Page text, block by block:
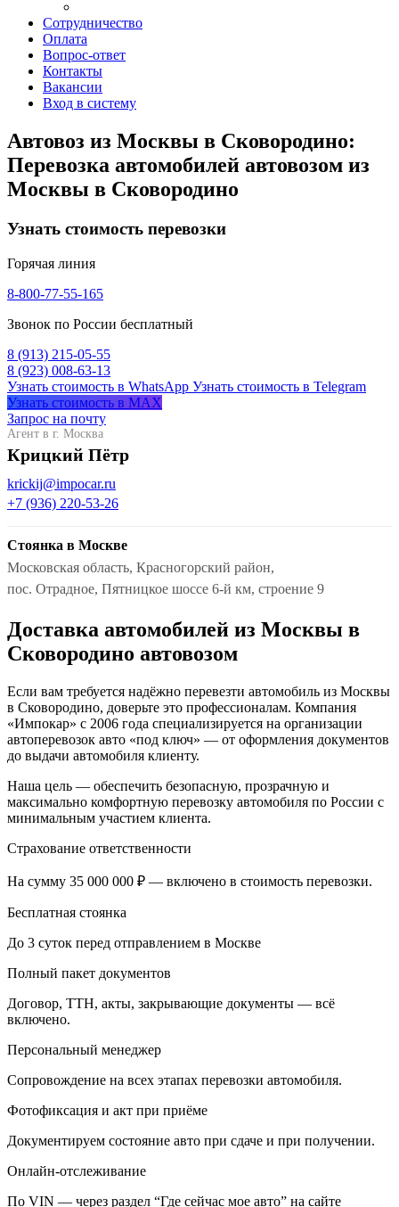
Сотрудничество
Оплата
Вопрос-ответ
Контакты
Вакансии
Вход в систему
Автовоз из Москвы в Сковородино:
Перевозка автомобилей автовозом из
Москвы в Сковородино
Узнать стоимость перевозки
Горячая линия
8-800-77-55-165
Звонок по России бесплатный
8 (913) 215-05-55
8 (923) 008-63-13
Узнать стоимость в WhatsApp Узнать стоимость в Telegram
Узнать стоимость в MAX
Запрос на почту
Агент в г. Москва
Крицкий Пётр
krickij@impocar.ru
+7 (936) 220-53-26
Стоянка в Москве
Московская область, Красногорский район,
пос. Отрадное, Пятницкое шоссе 6-й км, строение 9
Доставка автомобилей из Москвы в
Сковородино автовозом
Если вам требуется надёжно перевезти автомобиль из Москвы
в Сковородино, доверьте это профессионалам. Компания
«Импокар» с 2006 года специализируется на организации
автоперевозок авто «под ключ» — от оформления документов
до выдачи автомобиля клиенту.
Наша цель — обеспечить безопасную, прозрачную и
максимально комфортную перевозку автомобиля по России с
минимальным участием клиента.
Страхование ответственности
На сумму 35 000 000 ₽ — включено в стоимость перевозки.
Бесплатная стоянка
До 3 суток перед отправлением в Москве
Полный пакет документов
Договор, ТТН, акты, закрывающие документы — всё
включено.
Персональный менеджер
Сопровождение на всех этапах перевозки автомобиля.
Фотофиксация и акт при приёме
Документируем состояние авто при сдаче и при получении.
Онлайн-отслеживание
По VIN — через раздел “Где сейчас мое авто” на сайте